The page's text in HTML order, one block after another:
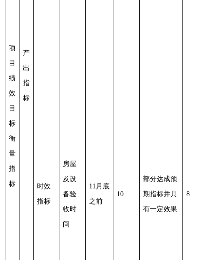
项
目
绩
效
目
标
衡
量
指
标
产
出
指
标
时效
指标
房屋
及设
备验
收时
间
11月底
之前
10
部分达成预
期指标并具
有一定效果
8